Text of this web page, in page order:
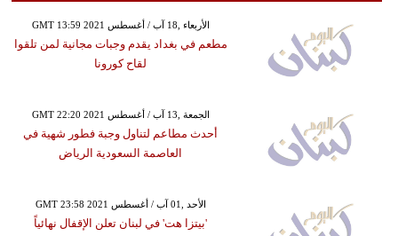
GMT 13:59 2021 الأربعاء ,18 آب / أغسطس
مطعم في بغداد يقدم وجبات مجانية لمن تلقوا
لقاح كورونا
GMT 22:20 2021 الجمعة ,13 آب / أغسطس
أحدث مطاعم لتناول وجبة فطور شهية في
العاصمة السعودية الرياض
GMT 23:58 2021 الأحد ,01 آب / أغسطس
'بيتزا هت' في لبنان تعلن الإقفال نهائياً